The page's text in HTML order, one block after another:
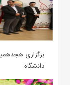
برگزاری
دانشگاه